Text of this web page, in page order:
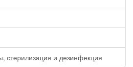
стерилизация и дезинфекция